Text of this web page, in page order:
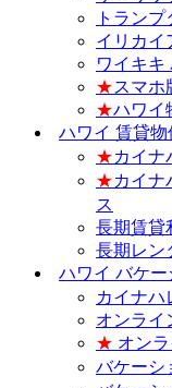
トラン
イリカイ
ワイキキ
★スマホ
★ハワイ
ハワイ 賃貸物
★カイナ
★カイナ
ス
長期賃貸
長期レン
ハワイ バケ
カイナハ
オンライ
★ オン
バケーシ